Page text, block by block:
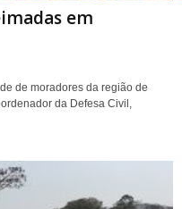
em
de moradores da região de
da Defesa Civil,